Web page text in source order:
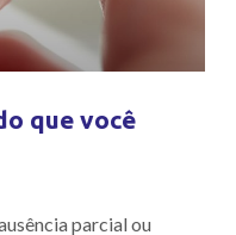
que você
parcial ou